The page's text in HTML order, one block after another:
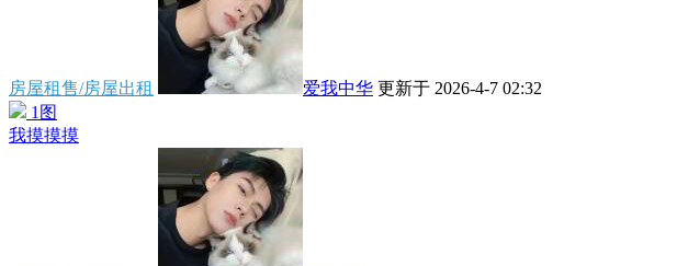
房屋租售/房屋出租 爱我中华 更新于 2026-4-7 02:32
1图
我摸摸摸